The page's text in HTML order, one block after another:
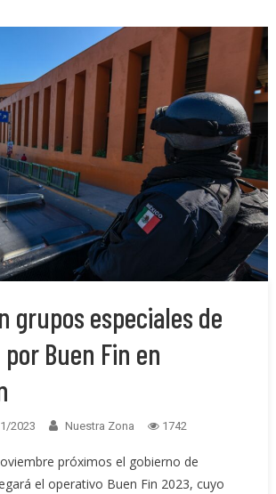
grupos especiales de
Buen Fin en
2023 Nuestra Zona 1742
próximos el gobierno de
el operativo Buen Fin 2023, cuyo